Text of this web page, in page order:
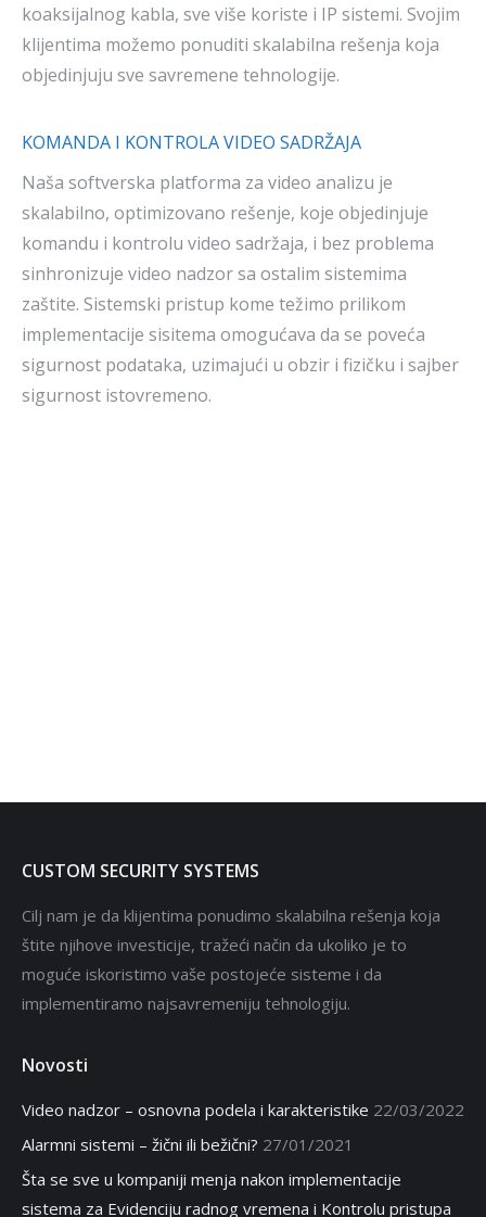
koaksijalnog kabla, sve više koriste i IP sistemi. Svojim
klijentima možemo ponuditi skalabilna rešenja koja
objedinjuju sve savremene tehnologije.
KOMANDA I KONTROLA VIDEO SADRŽAJA
Naša softverska platforma za video analizu je
skalabilno, optimizovano rešenje, koje objedinjuje
komandu i kontrolu video sadržaja, i bez problema
sinhronizuje video nadzor sa ostalim sistemima
zaštite. Sistemski pristup kome težimo prilikom
implementacije sisitema omogućava da se poveća
sigurnost podataka, uzimajući u obzir i fizičku i sajber
sigurnost istovremeno.
CUSTOM SECURITY SYSTEMS
Cilj nam je da klijentima ponudimo skalabilna rešenja koja
štite njihove investicije, tražeći način da ukoliko je to
moguće iskoristimo vaše postojeće sisteme i da
implementiramo najsavremeniju tehnologiju.
Novosti
Video nadzor – osnovna podela i karakteristike 22/03/2022
Alarmni sistemi – žični ili bežični? 27/01/2021
Šta se sve u kompaniji menja nakon implementacije
sistema za Evidenciju radnog vremena i Kontrolu pristupa